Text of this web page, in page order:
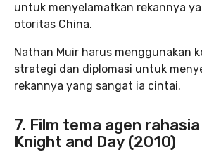
untuk menyelamatkan rekannya
otoritas China.
Nathan Muir harus menggunakan
strategi dan diplomasi untuk
rekannya yang sangat ia cintai.
7. Film tema agen
Knight and Day (2010)